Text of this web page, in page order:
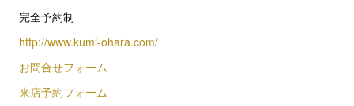
完全予約制
http://www.kumi-ohara.com/
お問合せフォーム
来店予約フォーム